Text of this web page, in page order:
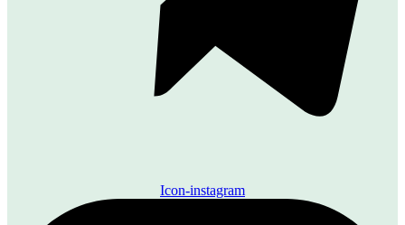
Icon-instagram